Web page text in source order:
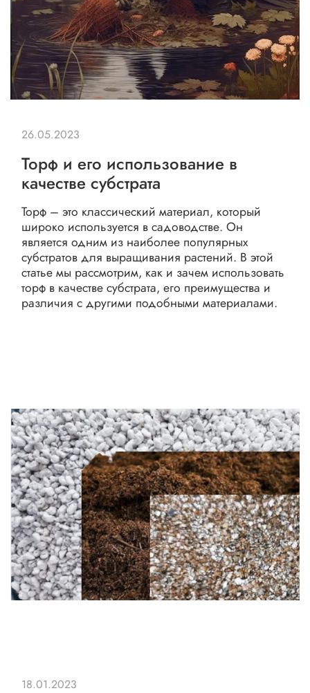
Торф и его использование в
качестве субстрата
Торф – это классический материал, который
широко используется в садоводстве. Он
является одним из наиболее популярных
субстратов для выращивания растений. В этой
статье мы рассмотрим, как и зачем использовать
торф в качестве субстрата, его преимущества и
различия с другими подобными материалами.
26.05.2023
18.01.2023